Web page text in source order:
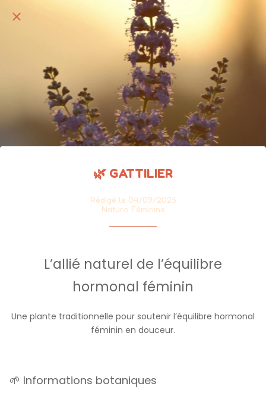
🌿 GATTILIER
Rédigé le 04/09/2025
Naturo Féminine
L’allié naturel de l’équilibre
hormonal féminin
Une plante traditionnelle pour soutenir l’équilibre hormonal
féminin en douceur.
🌱 Informations botaniques